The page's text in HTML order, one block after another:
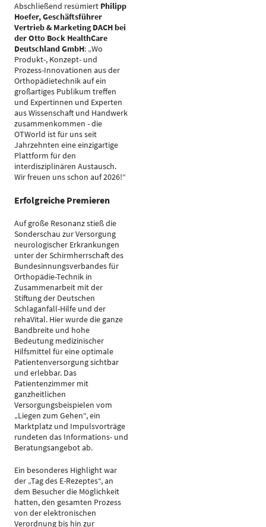
Abschließend resümiert Philipp
Hoefer, Geschäftsführer
Vertrieb & Marketing DACH bei
der Otto Bock HealthCare
Deutschland GmbH: „Wo
Produkt-, Konzept- und
Prozess-Innovationen aus der
Orthopädietechnik auf ein
großartiges Publikum treffen
und Expertinnen und Experten
aus Wissenschaft und Handwerk
zusammenkommen - die
OTWorld ist für uns seit
Jahrzehnten eine einzigartige
Plattform für den
interdisziplinären Austausch.
Wir freuen uns schon auf 2026!“
Erfolgreiche Premieren
Auf große Resonanz stieß die
Sonderschau zur Versorgung
neurologischer Erkrankungen
unter der Schirmherrschaft des
Bundesinnungsverbandes für
Orthopädie-Technik in
Zusammenarbeit mit der
Stiftung der Deutschen
Schlaganfall-Hilfe und der
rehaVital. Hier wurde die ganze
Bandbreite und hohe
Bedeutung medizinischer
Hilfsmittel für eine optimale
Patientenversorgung sichtbar
und erlebbar. Das
Patientenzimmer mit
ganzheitlichen
Versorgungsbeispielen vom
„Liegen zum Gehen“, ein
Marktplatz und Impulsvorträge
rundeten das Informations- und
Beratungsangebot ab.
Ein besonderes Highlight war
der „Tag des E-Rezeptes“, an
dem Besucher die Möglichkeit
hatten, den gesamten Prozess
von der elektronischen
Verordnung bis hin zur